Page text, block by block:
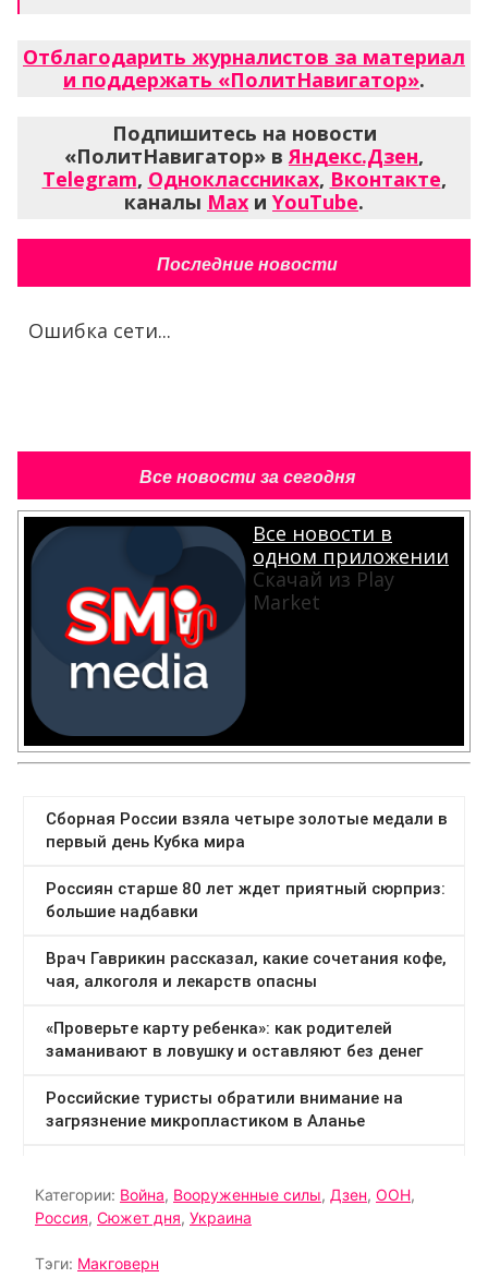
Отблагодарить журналистов за материал
и поддержать «ПолитНавигатор».
Подпишитесь на новости
«ПолитНавигатор» вЯндекс.Дзен,
Telegram, Одноклассниках, Вконтакте,
каналы Max и YouTube.
Последние новости
Ошибка сети...
Все новости за сегодня
Все новости в
одном приложении
Скачай из Play
Market
Категории: Война, Вооруженные силы, Дзен, ООН,
Россия, Сюжет дня, Украина
Тэги: Макговерн